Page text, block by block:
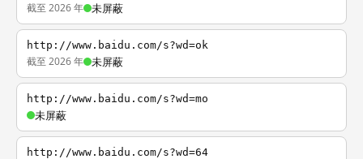
截至 2026 年 未屏蔽
http://www.baidu.com/s?wd=ok
截至 2026 年 未屏蔽
http://www.baidu.com/s?wd=mo
未屏蔽
http://www.baidu.com/s?wd=64